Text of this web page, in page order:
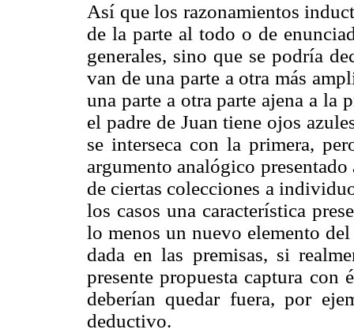
Así que los razonamientos
de la parte al todo o de
generales, sino que se podría
van de una parte a otra más
una parte a otra parte ajena a la
el padre de Juan tiene ojos
se interseca con la primera,
argumento analógico
de ciertas colecciones a
los casos una característica
lo menos un nuevo elemento
dada en las premisas, si
presente propuesta captura
deberían quedar fuera, por
deductivo.